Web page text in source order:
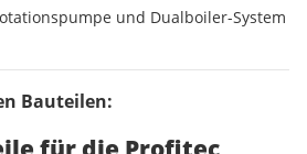
und Dualboiler-System
Bauteilen: